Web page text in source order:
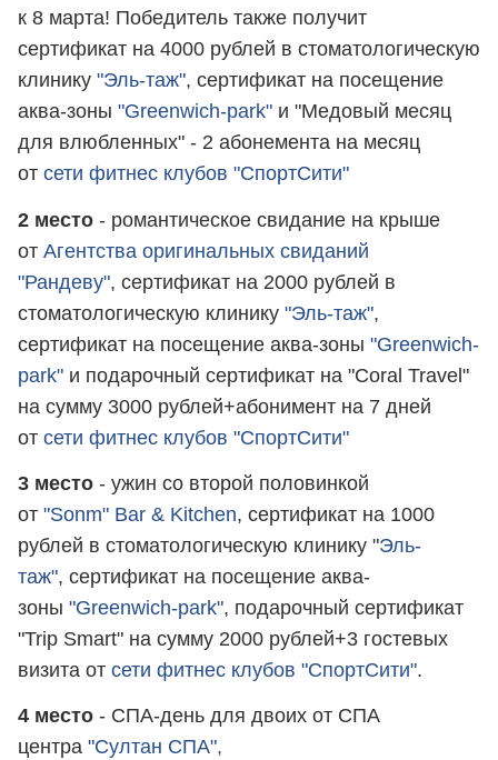
к 8 марта! Победитель также получит
сертификат на 4000 рублей в стоматологическую
клинику "Эль-таж", сертификат на посещение
аква-зоны "Greenwich-park" и "Медовый месяц
для влюбленных" - 2 абонемента на месяц
от сети фитнес клубов "СпортСити"
2 место - романтическое свидание на крыше
от Агентства оригинальных свиданий
"Рандеву", сертификат на 2000 рублей в
стоматологическую клинику "Эль-таж",
сертификат на посещение аква-зоны "Greenwich-
park" и подарочный сертификат на "Coral Travel"
на сумму 3000 рублей+абонимент на 7 дней
от сети фитнес клубов "СпортСити"
3 место - ужин со второй половинкой
от "Sonm" Bar & Kitchen, сертификат на 1000
рублей в стоматологическую клинику "Эль-
таж", сертификат на посещение аква-
зоны "Greenwich-park", подарочный сертификат
"Trip Smart" на сумму 2000 рублей+3 гостевых
визита от сети фитнес клубов "СпортСити".
4 место - СПА-день для двоих от СПА
центра "Султан СПА",